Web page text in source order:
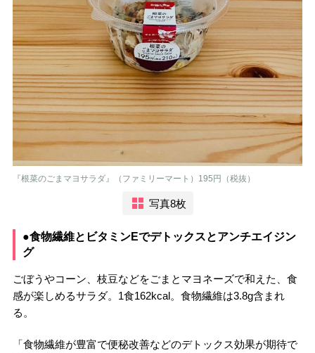
『根菜のごまマヨサラダ』（ファミリーマート）195円（税抜）
写真8枚
●食物繊維とビタミンEでデトックスとアンチエイジン
グ
ごぼうやコーン、枝豆などをごまとマヨネーズで和えた、食
感が楽しめるサラダ。1食162kcal。食物繊維は3.8g含まれ
る。
「食物繊維が豊富で便秘改善などのデトックス効果が期待で